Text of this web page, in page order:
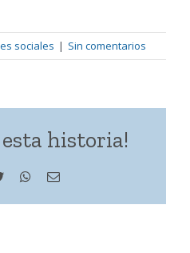
sociales | Sin comentarios
historia!
Twitter WhatsApp
Correo